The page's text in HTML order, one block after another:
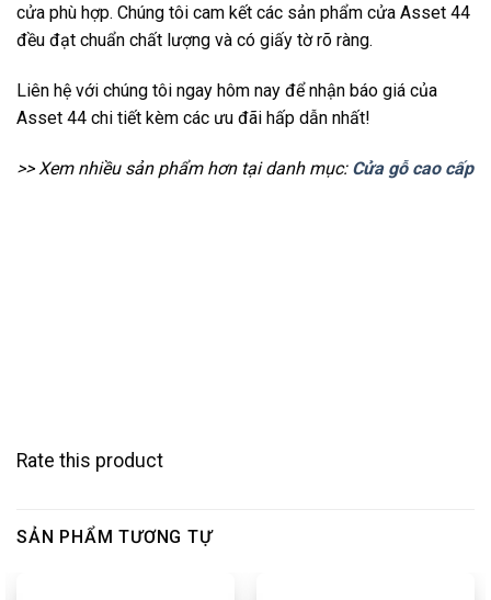
cửa phù hợp. Chúng tôi cam kết các sản phẩm cửa Asset 44
đều đạt chuẩn chất lượng và có giấy tờ rõ ràng.
Liên hệ với chúng tôi ngay hôm nay để nhận báo giá của
Asset 44 chi tiết kèm các ưu đãi hấp dẫn nhất!
>> Xem nhiều sản phẩm hơn tại danh mục: Cửa gỗ cao cấp
Rate this product
SẢN PHẨM TƯƠNG TỰ